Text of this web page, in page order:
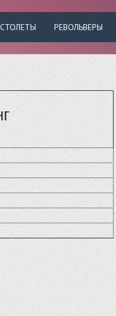
РЕВОЛЬВЕРЫ